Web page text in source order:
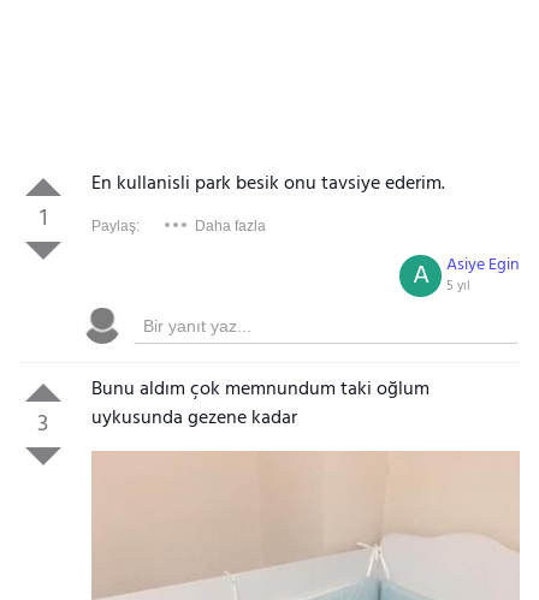
1
En kullanisli park besik onu tavsiye ederim.
Paylaş: Daha fazla
Asiye Egin
5 yıl
A
3
Bunu aldım çok memnundum taki oğlum
uykusunda gezene kadar